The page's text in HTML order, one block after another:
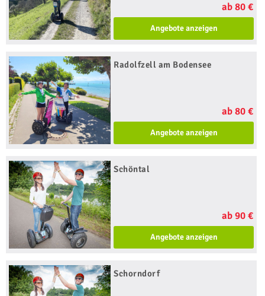
ab 80 €
Angebote anzeigen
Radolfzell am Bodensee
ab 80 €
Angebote anzeigen
Schöntal
ab 90 €
Angebote anzeigen
Schorndorf